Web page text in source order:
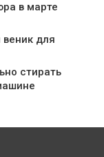
в марте
веник для
стирать